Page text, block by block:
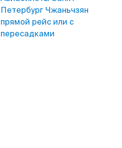
Петербург Чжаньчзян
прямой рейс или с
пересадками